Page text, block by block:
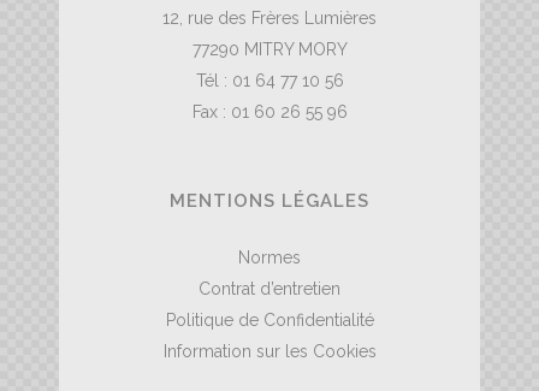
12, rue des Frères Lumières
77290 MITRY MORY
Tél : 01 64 77 10 56
Fax : 01 60 26 55 96
MENTIONS LÉGALES
Normes
Contrat d’entretien
Politique de Confidentialité
Information sur les Cookies